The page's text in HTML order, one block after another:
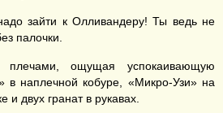
зайти к Олливандеру! Ты ведь не
палочки.
плечами, ощущая успокаивающую
в наплечной кобуре, «Микро-Узи» на
и двух гранат в рукавах.